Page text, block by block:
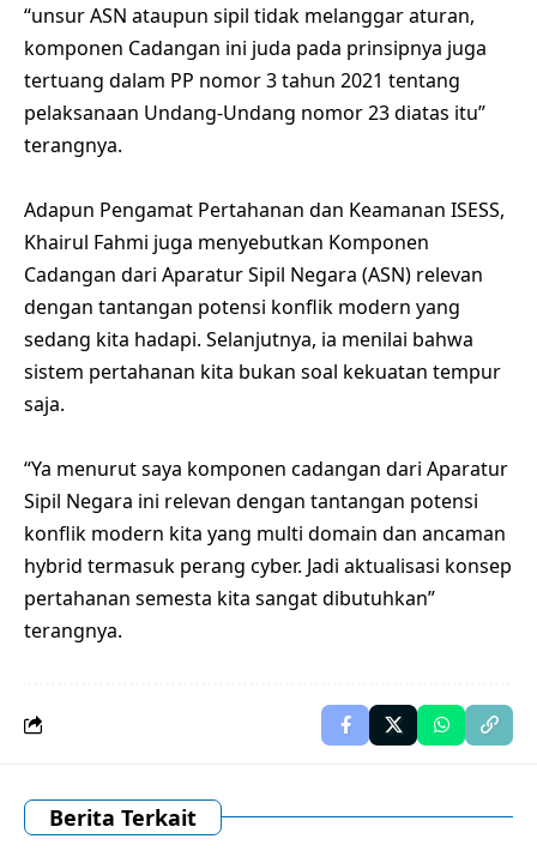
“unsur ASN ataupun sipil tidak melanggar aturan,
komponen Cadangan ini juda pada prinsipnya juga
tertuang dalam PP nomor 3 tahun 2021 tentang
pelaksanaan Undang-Undang nomor 23 diatas itu”
terangnya.
Adapun Pengamat Pertahanan dan Keamanan ISESS,
Khairul Fahmi juga menyebutkan Komponen
Cadangan dari Aparatur Sipil Negara (ASN) relevan
dengan tantangan potensi konflik modern yang
sedang kita hadapi. Selanjutnya, ia menilai bahwa
sistem pertahanan kita bukan soal kekuatan tempur
saja.
“Ya menurut saya komponen cadangan dari Aparatur
Sipil Negara ini relevan dengan tantangan potensi
konflik modern kita yang multi domain dan ancaman
hybrid termasuk perang cyber. Jadi aktualisasi konsep
pertahanan semesta kita sangat dibutuhkan”
terangnya.
Berita Terkait